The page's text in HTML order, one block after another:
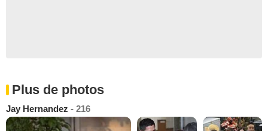
Plus de photos
Jay Hernandez - 216